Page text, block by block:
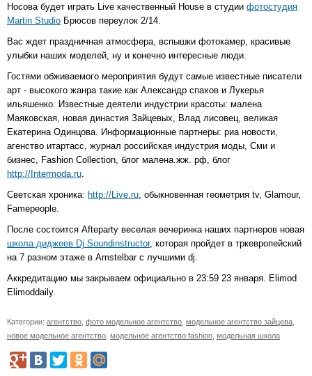
Носова будет играть Live качественный House в студии фотостудия
Martin Studio Брюсов переулок 2/14.
Вас ждет праздничная атмосфера, вспышки фотокамер, красивые
улыбки наших моделей, ну и конечно интересные люди.
Гостями обживаемого мероприятия будут самые известные писатели
арт - высокого жанра такие как Александр спахов и Лукерья
ильяшенко. Известные деятели индустрии красоты: малена
Маяковская, новая династия Зайцевых, Влад лисовец, великая
Екатерина Одинцова. Информационные партнеры: риа новости,
агенство итартасс, журнал российская индустрия моды, Сми и
бизнес, Fashion Collection, блог малена.жж. рф, блог
http://Intermoda.ru
Светская хроника: http://Live.ru , обыкновенная геометрия tv, Glamour,
Famepeople.
После состоится Afteparty веселая вечеринка наших партнеров новая
школа диджеев Dj Soundinstructor, которая пройдет в тркевропейский
на 7 разном этаже в Amstelbar с лучшими dj.
Аккредитацию мы закрываем официально в 23:59 23 января. Elimod
Elimoddaily.
Категории: агентство фото модельное агентство модельное агентство зайцева
новое модельное агентство модельное агентство fashion модельная школа